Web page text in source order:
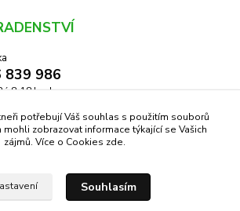
839 986
8-18 hod.
potřebují Váš souhlas s použitím souborů
mohli zobrazovat informace týkající se Vašich
zájmů. Více o Cookies zde.
Souhlasím